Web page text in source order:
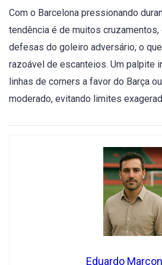
Com o Barcelona pressionando
tendência é de muitos
defesas do goleiro adversário, o
razoável de escanteios. Um palpite
linhas de corners a favor do Barça
moderado, evitando limites
Eduardo